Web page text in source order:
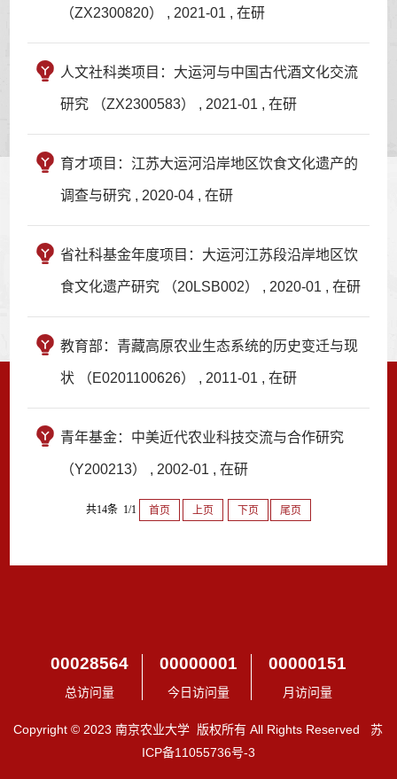
（ZX2300820） , 2021-01 , 在研
人文社科类项目：大运河与中国古代酒文化交流
研究 （ZX2300583） , 2021-01 , 在研
育才项目：江苏大运河沿岸地区饮食文化遗产的
调查与研究 , 2020-04 , 在研
省社科基金年度项目：大运河江苏段沿岸地区饮
食文化遗产研究 （20LSB002） , 2020-01 , 在研
教育部：青藏高原农业生态系统的历史变迁与现
状 （E0201100626） , 2011-01 , 在研
青年基金：中美近代农业科技交流与合作研究
（Y200213） , 2002-01 , 在研
共14条 1/1 首页 上页 下页 尾页
00028564
总访问量
00000001
今日访问量
00000151
月访问量
Copyright © 2023 南京农业大学 版权所有 All Rights Reserved 苏
ICP备11055736号-3